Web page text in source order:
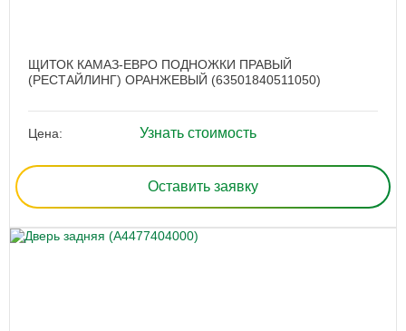
ЩИТОК КАМАЗ-ЕВРО ПОДНОЖКИ ПРАВЫЙ
(РЕСТАЙЛИНГ) ОРАНЖЕВЫЙ (63501840511050)
Цена: Узнать стоимость
Оставить заявку